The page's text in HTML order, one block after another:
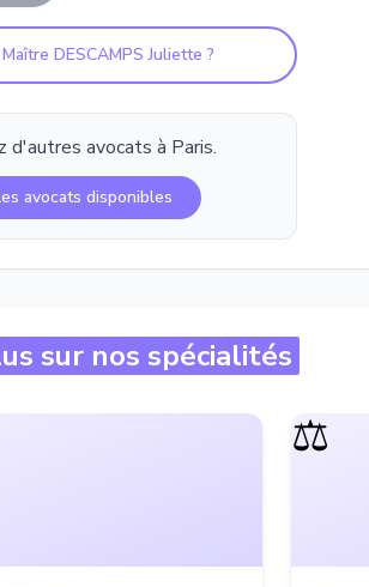
DESCAMPS Juliette ?
d'autres avocats à Paris.
avocats disponibles
sur nos spécialités
⚖️